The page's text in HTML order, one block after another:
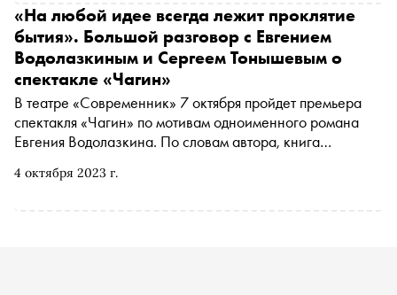
важных дел» — «Россия — страна возможностей»
4 октября 2023 г.
«На любой идее всегда лежит проклятие
бытия». Большой разговор с Евгением
Водолазкиным и Сергеем Тонышевым о
спектакле «Чагин»
В театре «Современник» 7 октября пройдет премьера
спектакля «Чагин» по мотивам одноименного романа
Евгения Водолазкина. По словам автора, книга
«Сноб» поговорил с Евгением Водолазкиным и